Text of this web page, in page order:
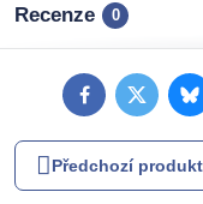
Recenze 0
FacebookTwitter
Předchozí produkt